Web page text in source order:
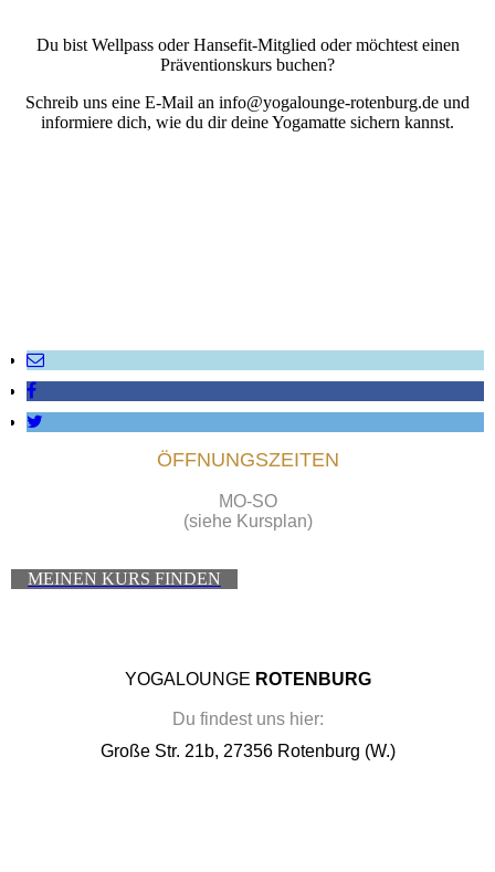
Du bist Wellpass oder Hansefit-Mitglied oder möchtest einen
Präventionskurs buchen?
Schreib uns eine E-Mail an info@yogalounge-rotenburg.de und
informiere dich, wie du dir deine Yogamatte sichern kannst.
ÖFFNUNGSZEITEN
MO-SO
(siehe Kursplan)
MEINEN KURS FINDEN
YOGALOUNGE ROTENBURG
Du findest uns hier:
Große Str. 21b, 27356 Rotenburg (W.)